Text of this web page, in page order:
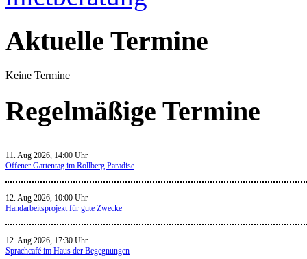
Aktuelle Termine
Keine Termine
Regelmäßige Termine
11. Aug 2026, 14:00 Uhr
Offener Gartentag im Rollberg Paradise
12. Aug 2026, 10:00 Uhr
Handarbeitsprojekt für gute Zwecke
12. Aug 2026, 17:30 Uhr
Sprachcafé im Haus der Begegnungen